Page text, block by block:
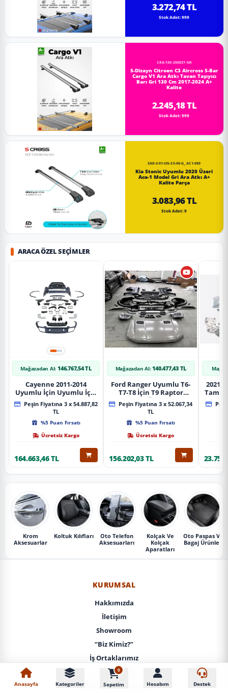
3.272,74 TL
Stok Adet: 999
CRG-130-250037-GR
S-Dizayn Citroen C3 Aircross S-Bar
Cargo V1 Ara Atkı Tavan Taşıyıcı
Barı Gri 130 Cm 2017-2024 A+
Kalite
2.245,18 TL
Stok Adet: 999
SAR-U01-UN-35-00-G_AC1-089
Kia Stonic Uyumlu 2020 Üzeri
Ace-1 Model Gri Ara Atkı A+
Kalite Parça
3.083,96 TL
Stok Adet: 9
ARACA ÖZEL SEÇIMLER
Mağazadan Al: 146.767,54 TL
Cayenne 2011-2014
Uyumlu İçin Uyumlu İçin
2019+ Bagaj Facelift
Parça
Peşin Fiyatına 3 x 54.887,82
TL
%5 Puan Fırsatı
Ücretsiz Kargo
164.663,46 TL
Mağazadan Al: 140.477,43 TL
Ford Ranger Uyumlu T6-
T7-T8 İçin T9 Raptor
Dönüşüm (Ön Arka Full)
Parça
Peşin Fiyatına 3 x 52.067,34
TL
%5 Puan Fırsatı
Ücretsiz Kargo
156.202,03 TL
2021+
Krom
Aksesuarlar
Koltuk Kılıfları
Oto Telefon
Aksesuarları
Kolçak Ve
Kolçak
Aparatları
Oto Paspas Ve
Bagaj Ürünleri
KURUMSAL
Hakkımızda
İletişim
Showroom
“Biz Kimiz?”
İş Ortaklarımız
KVKK / Gizlilik
Mesafeli Satış Sözleşmesi
Anasayfa Kategoriler
0
Sepetim Hesabım Destek